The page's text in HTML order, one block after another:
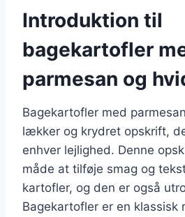
Introduktion til
bagekartofler
parmesan og
Bagekartofler med
lækker og krydret opskrift,
enhver lejlighed. Denne
måde at tilføje smag og
kartofler, og den er også
Bagekartofler er en